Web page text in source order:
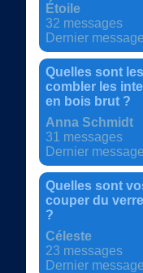
Étoile
32 messages
Dernier
Quelles sont
combler les
en bois brut ?
Anna Schmidt
31 messages
Dernier
Quelles sont
couper du
?
Céleste
23 messages
Dernier